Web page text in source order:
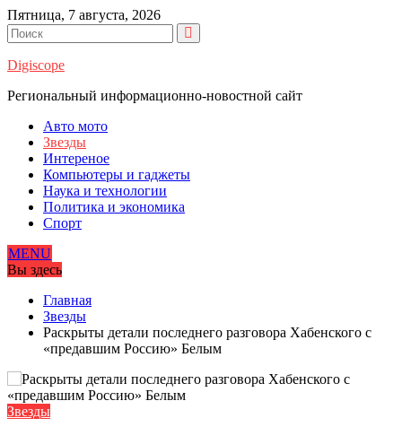
Перейти
к
содержимому
Пятница, 7 августа, 2026
Digiscope
Региональный информационно-новостной сайт
Авто мото
Звезды
Интереное
Компьютеры и гаджеты
Наука и технологии
Политика и экономика
Спорт
MENU
Вы здесь
Главная
Звезды
Раскрыты детали последнего разговора Хабенского с
«предавшим Россию» Белым
Звезды